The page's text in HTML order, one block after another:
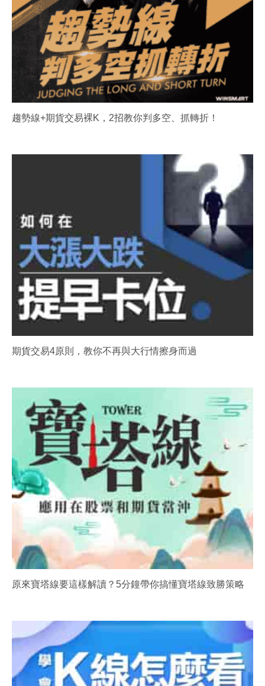
趨勢線+期貨交易裸K，2招教你判多空、抓轉折！
期貨交易4原則，教你不再與大行情擦身而過
原來寶塔線要這樣解讀？5分鐘帶你搞懂寶塔線致勝策略